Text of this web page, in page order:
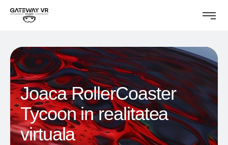
Joaca RollerCoaster
Tycoon in realitatea
virtuala